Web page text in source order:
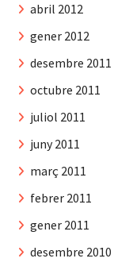
abril 2012
gener 2012
desembre 2011
octubre 2011
juliol 2011
juny 2011
març 2011
febrer 2011
gener 2011
desembre 2010